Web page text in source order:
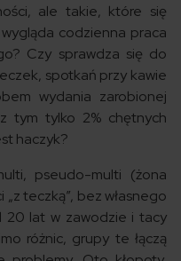
ale takie, które się
codzienna praca
Czy sprawdza się do
spotkań przy kawie
wydania zarobionej
tym tylko 2% chętnych
haczyk?
pseudo-multi (żona
„z teczką”, bez własnego
20 lat w zawodzie i tacy
różnic, grupy te łączą